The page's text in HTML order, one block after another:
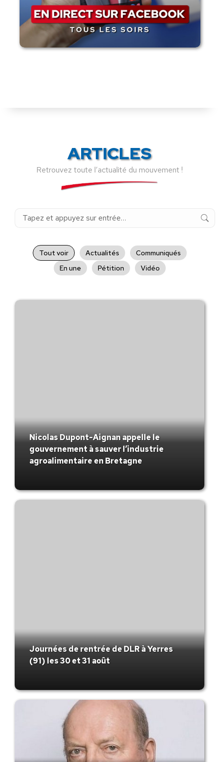
ARTICLES
Retrouvez toute l’actualité du mouvement !
Recherche
Tout voir Actualités
Communiqués
En une
Pétition Vidéo
Nicolas Dupont-Aignan appelle le
gouvernement à sauver l’industrie
agroalimentaire en Bretagne
Journées de rentrée de DLR à Yerres
(91) les 30 et 31 août